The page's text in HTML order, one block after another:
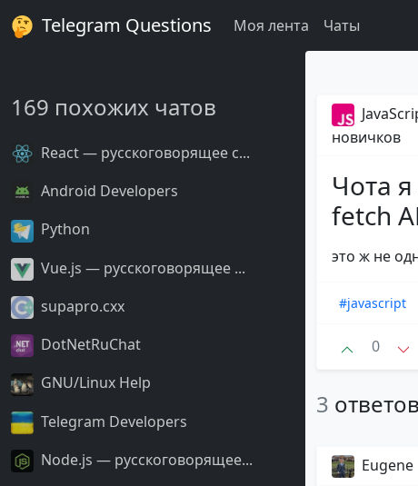
Telegram Questions Моя лента Чаты
169 похожих чатов
React — русскоговорящее с...
Android Developers
Python
Vue.js — русскоговорящее ...
supapro.cxx
DotNetRuChat
GNU/Linux Help
Telegram Developers
Node.js — русскоговорящее...
новичков
Чота
fetch
это ж не
#javascript
0
3 ответов
Eugene